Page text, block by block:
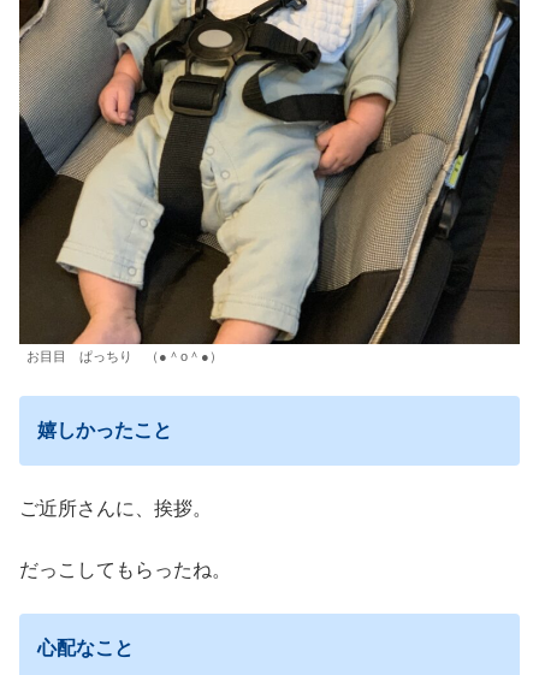
お目目 ぱっちり （●＾o＾●）
嬉しかったこと
ご近所さんに、挨拶。
だっこしてもらったね。
心配なこと